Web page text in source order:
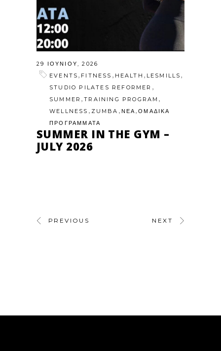
29 ΙΟΥΝΊΟΥ, 2026
EVENTS , FITNESS , HEALTH , LESMILLS ,
STUDIO PILATES REFORMER ,
SUMMER ,TRAINING PROGRAM ,
WELLNESS , ZUMBA , ΝΕΑ,ΟΜΑΔΙΚΑ
ΠΡΟΓΡΑΜΜΑΤΑ
SUMMER IN THE GYM –
JULY 2026
PREVIOUS NEXT